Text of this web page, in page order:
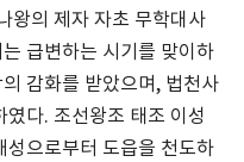
왕의 제자 자초 무학대사
급변하는 시기를 맞이하
감화를 받았으며, 법천사
다. 조선왕조 태조 이성
성으로부터 도읍을 천도하